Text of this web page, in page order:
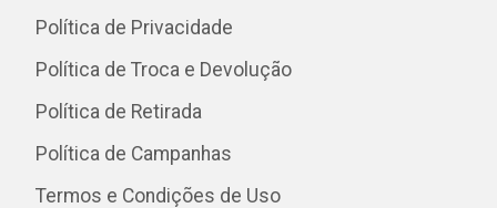
Política de Privacidade
Política de Troca e Devolução
Política de Retirada
Política de Campanhas
Termos e Condições de Uso